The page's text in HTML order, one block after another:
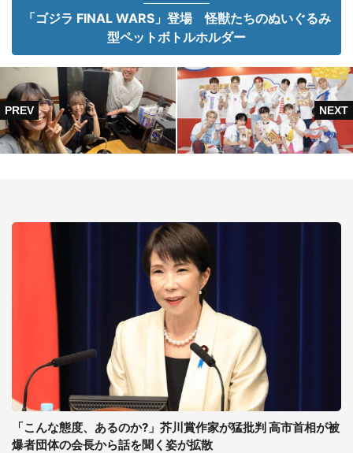
「ゴジラ FINAL WARS」登場 怪獣たちのぬいぐるみ
型ペットボトルホルダー
「こんな態度、あるのか?」芥川賞作家が猛批判 高市首相が被
爆者団体の会長から話を聞く姿が拡散